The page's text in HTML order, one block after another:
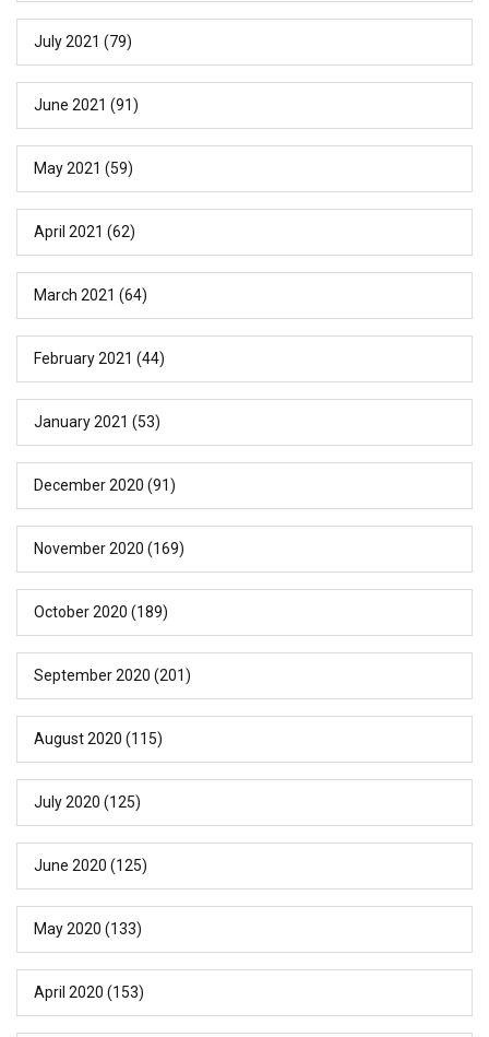
July 2021 (79)
June 2021 (91)
May 2021 (59)
April 2021 (62)
March 2021 (64)
February 2021 (44)
January 2021 (53)
December 2020 (91)
November 2020 (169)
October 2020 (189)
September 2020 (201)
August 2020 (115)
July 2020 (125)
June 2020 (125)
May 2020 (133)
April 2020 (153)